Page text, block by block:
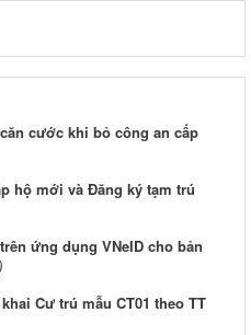
cước khi bỏ công an cấp
hộ mới và Đăng ký tạm trú
ứng dụng VNeID cho bản
Cư trú mẫu CT01 theo TT